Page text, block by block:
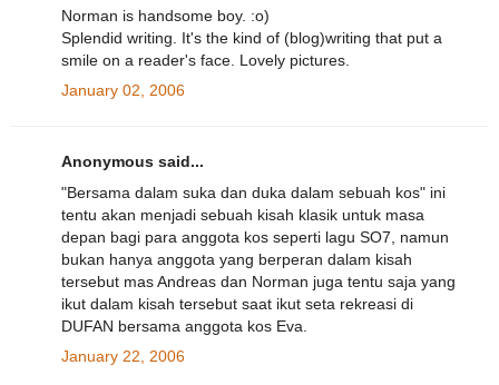
Norman is handsome boy. :o)
Splendid writing. It's the kind of (blog)writing that put a
smile on a reader's face. Lovely pictures.
January 02, 2006
Anonymous said...
"Bersama dalam suka dan duka dalam sebuah kos" ini
tentu akan menjadi sebuah kisah klasik untuk masa
depan bagi para anggota kos seperti lagu SO7, namun
bukan hanya anggota yang berperan dalam kisah
tersebut mas Andreas dan Norman juga tentu saja yang
ikut dalam kisah tersebut saat ikut seta rekreasi di
DUFAN bersama anggota kos Eva.
January 22, 2006